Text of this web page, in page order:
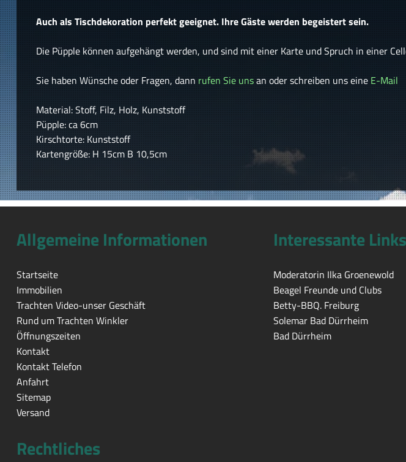
Auch als Tischdekoration perfekt geeignet. Ihre Gäste werden begeistert sein.
Die Püpple können aufgehängt werden, und sind mit einer Karte und Spruch in einer
Sie haben Wünsche oder Fragen, dann rufen Sie unsan oder schreiben uns eine E-Mail
Material: Stoff, Filz, Holz, Kunststoff
Püpple: ca 6cm
Kirschtorte: Kunststoff
Kartengröße: H 15cm B 10,5cm
Allgemeine Informationen
Startseite
Immobilien
Trachten Video-unser Geschäft
Rund um Trachten Winkler
Öffnungszeiten
Kontakt
Kontakt Telefon
Anfahrt
Sitemap
Versand
Interessante Links
Moderatorin Ilka Groenewold
Beagel Freunde und Clubs
Betty-BBQ. Freiburg
Solemar Bad Dürrheim
Bad Dürrheim
Rechtliches